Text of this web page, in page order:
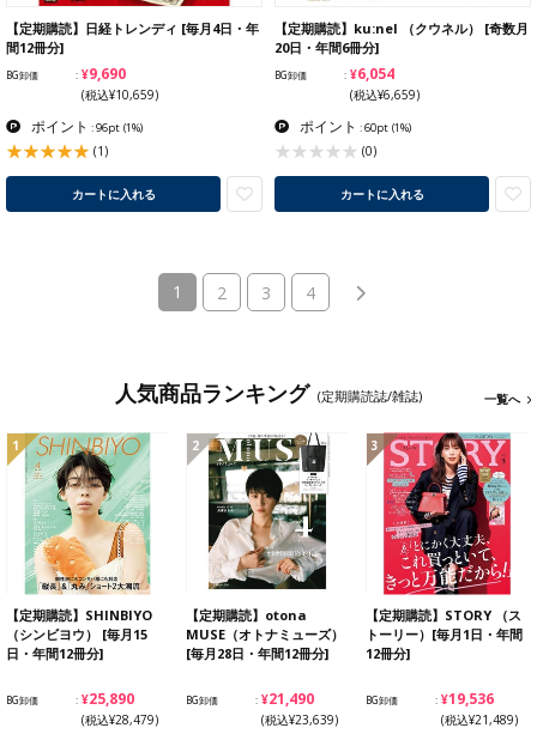
【定期購読】日経トレンディ [毎月4日・年
間12冊分]
BG卸価 ¥9,690
(税込¥10,659)
ポイント : 96pt (1%)
(1)
カートに入れる
【定期購読】ku:nel （クウネル） [奇数月
20日・年間6冊分]
BG卸価 ¥6,054
(税込¥6,659)
ポイント : 60pt (1%)
(0)
カートに入れる
1 (current)
2 3 4
人気商品ランキング (定期購読誌/雑誌) 一覧へ
1
【定期購読】SHINBIYO
（シンビヨウ） [毎月15
日・年間12冊分]
BG卸価 ¥25,890
(税込¥28,479)
2
【定期購読】otona
MUSE（オトナミューズ）
[毎月28日・年間12冊分]
BG卸価 ¥21,490
(税込¥23,639)
3
【定期購読】STORY （ス
トーリー）[毎月1日・年間
12冊分]
BG卸価 ¥19,536
(税込¥21,489)